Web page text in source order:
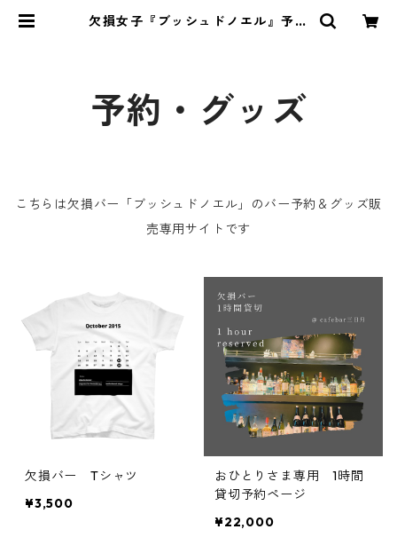
欠損女子『ブッシュドノエル』予約
予約・グッズ
こちらは欠損バー「ブッシュドノエル」のバー予約＆グッズ販
売専用サイトです
欠損バー Tシャツ
¥3,500
おひとりさま専用 1時間
貸切予約ページ
¥22,000